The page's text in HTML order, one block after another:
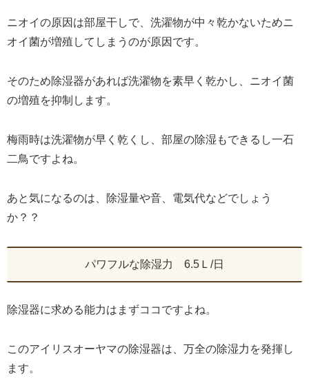
ニオイの原因は部屋干しで、洗濯物が中々乾かないためニ
オイ菌が増殖してしまうのが原因です。
そのため除湿器があれば洗濯物を素早く乾かし、ニオイ菌
の増殖を抑制します。
梅雨時は洗濯物が早く乾くし、部屋の除湿もできるし一石
二鳥ですよね。
あと気になるのは、除湿量や音、電気代などでしょう
か？？
パワフルな除湿力 6.5Ｌ/日
除湿器に求める能力はまずココですよね。
このアイリスオーヤマの除湿器は、万全の除湿力を発揮し
ます。